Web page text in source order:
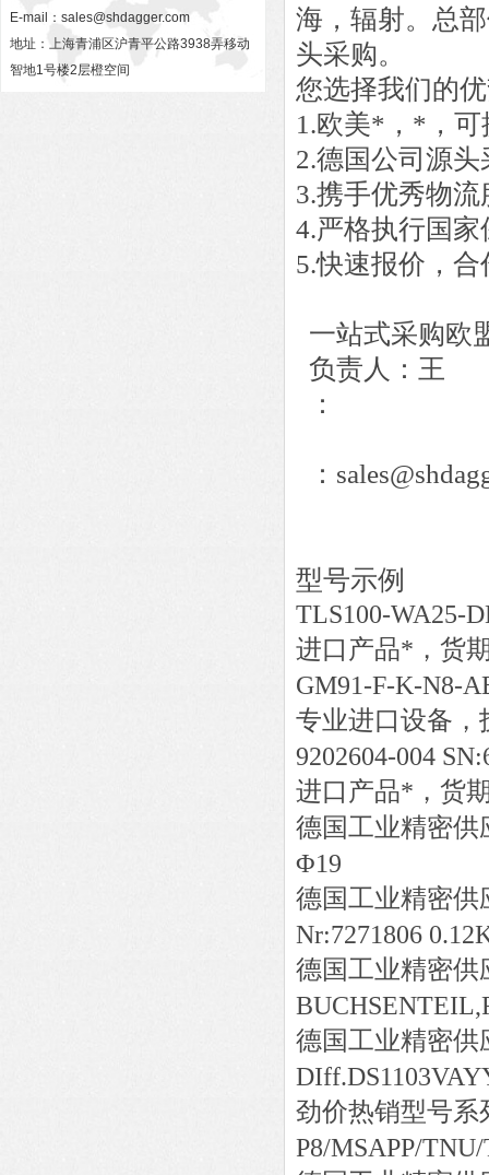
E-mail： sales@shdagger.com
地址：上海青浦区沪青平公路3938弄移动
智地1号楼2层橙空间
海，辐射。总
头采购。
您选择我们的
1.欧美*，*，可
2.德国公司源
3.携手优秀物
4.严格执行国
5.快速报价，
一站式采购欧
负责人：王
：
：
型号示例
TLS100-WA25-
进口产品*，货
GM91-F-K-N8-
专业进口设备，
9202604-004
进口产品*，货
德国工业精密供
Φ19
德国工业精密供
Nr:7271806
德国工业精密供
德国工业精密供
劲价热销型号系
P8/MSAPP/